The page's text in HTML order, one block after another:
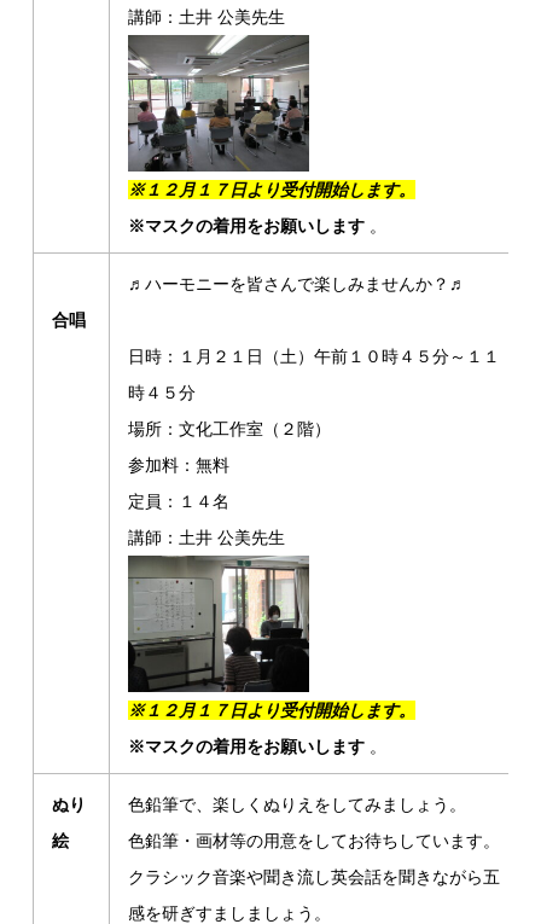
講師：土井 公美先生
※１２月１７日より受付開始します。
※マスクの着用をお願いします 。
合唱
♬ハーモニーを皆さんで楽しみませんか？♬
日時：１月２１日（土）午前１０時４５分～１１
時４５分
場所：文化工作室（２階）
参加料：無料
定員：１４名
講師：土井 公美先生
※１２月１７日より受付開始します。
※マスクの着用をお願いします 。
ぬり
絵
色鉛筆で、楽しくぬりえをしてみましょう。
色鉛筆・画材等の用意をしてお待ちしています。
クラシック音楽や聞き流し英会話を聞きながら五
感を研ぎすましましょう。